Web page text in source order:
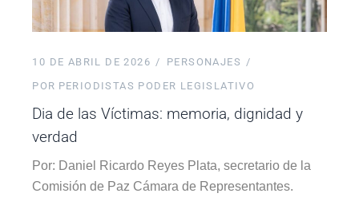
10 DE ABRIL DE 2026
PERSONAJES
POR PERIODISTAS PODER LEGISLATIVO
Dia de las Víctimas: memoria, dignidad y
verdad
Por: Daniel Ricardo Reyes Plata, secretario de la
Comisión de Paz Cámara de Representantes.